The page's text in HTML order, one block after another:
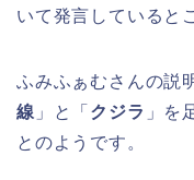
いて発言していると
ふみふぁむさんの説
線 」と「 クジラ 」を
とのようです。